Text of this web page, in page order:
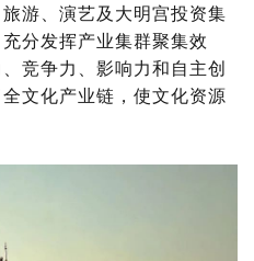
游、演艺及大明宫投资集
分发挥产业集群聚集效
竞争力、影响力和自主创
文化产业链，使文化资源